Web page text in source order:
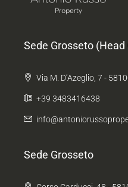
Sede Grosseto (Head
Via M. D’Azeglio, 7 -
+39 3483416438
Sede Grosseto